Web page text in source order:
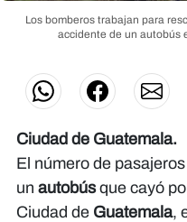
Los bomberos trabajan para
accidente de un autobús
Ciudad de Guatemala.
El número de
un autobúsque cayó
Ciudad de Guatemala,